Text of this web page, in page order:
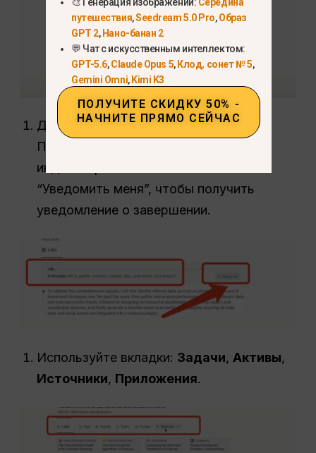
Дождитесь завершения проекта.
Проверьте оставшееся время на
индикаторе выполнения или нажмите
“Уведомить меня”, чтобы получить
уведомление о завершении.
Используйте вкладки: Задачи,Активы,
Источники, Приложения.
путешествия,Seedream 5.0 Pro,Образ
GPT 2, Нано-банан 2
💬 Чат с искусственным интеллектом:
GPT-5.6,Claude Opus 5, Клод, сонет № 5,
Gemini Omni, Kimi K3
ПОЛУЧИТЕ СКИДКУ 50% -
НАЧНИТЕ ПРЯМО СЕЙЧАС